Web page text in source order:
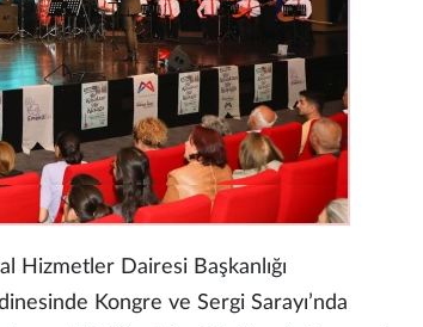
Hizmetler Dairesi Başkanlığı
Kongre ve Sergi Sarayı’nda